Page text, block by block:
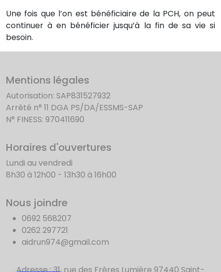
Une fois que l’on est bénéficiaire de la PCH, on peut
continuer à en bénéficier jusqu’à la fin de sa vie si
besoin.
Mentions légales
Autorisation: SAP831527932
Arrêté n° 11 DGA PS/DA/ESSMS-SAP
N° FINESS: 970411690
Horaires d'ouvertures
Lundi au vendredi
8h30 à 12h00 - 13h30 à 16h00
Nous joindre
0692 568207
0262 297721
aidrun974@gmail.com